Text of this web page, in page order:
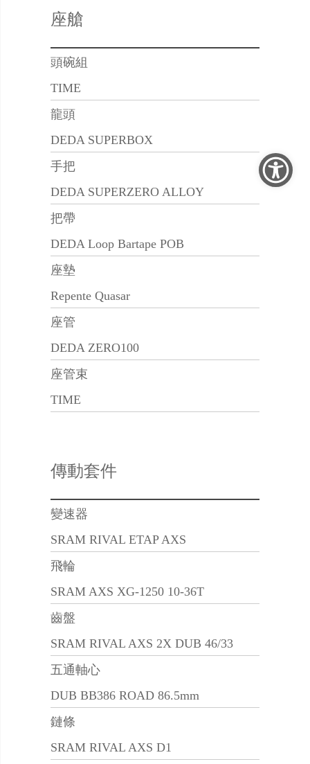
座艙
頭碗組
TIME
龍頭
DEDA SUPERBOX
手把
DEDA SUPERZERO ALLOY
把帶
DEDA Loop Bartape POB
座墊
Repente Quasar
座管
DEDA ZERO100
座管束
TIME
傳動套件
變速器
SRAM RIVAL ETAP AXS
飛輪
SRAM AXS XG-1250 10-36T
齒盤
SRAM RIVAL AXS 2X DUB 46/33
五通軸心
DUB BB386 ROAD 86.5mm
鏈條
SRAM RIVAL AXS D1